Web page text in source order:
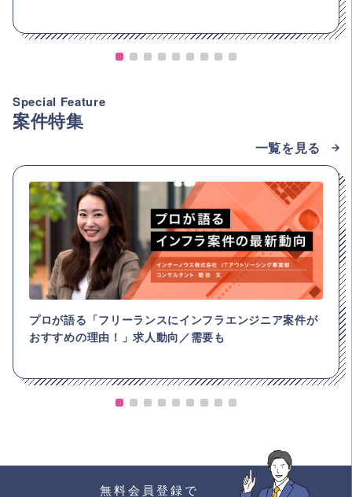
Special Feature
案件特集
一覧を見る
プロが語る「フリーランスにインフラエンジニア案件が
おすすめの理由！」求人動向／需要も
無料会員登録で